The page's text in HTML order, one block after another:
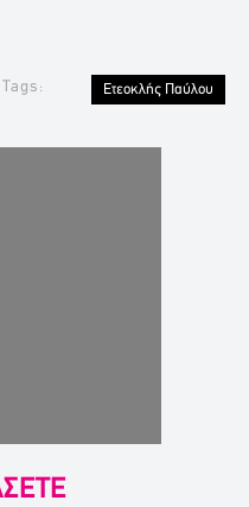
Tags: Ετεοκλής Παύλου